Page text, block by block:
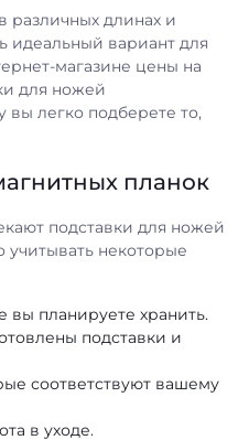
различных длинах и
идеальный вариант для
магазине цены на
для ножей
вы легко подберете то,
планок
подставки для ножей
некоторые
вы планируете хранить.
подставки и
соответствуют вашему
в уходе.